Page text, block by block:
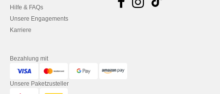
Hilfe & FAQs
Unsere Engagements
Karriere
Bezahlung mit
Unsere Paketzusteller